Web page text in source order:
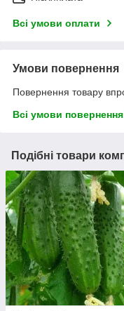
Всі умови оплати
Умови повернення
Повернення товару
Всі умови повернення
Подібні товари